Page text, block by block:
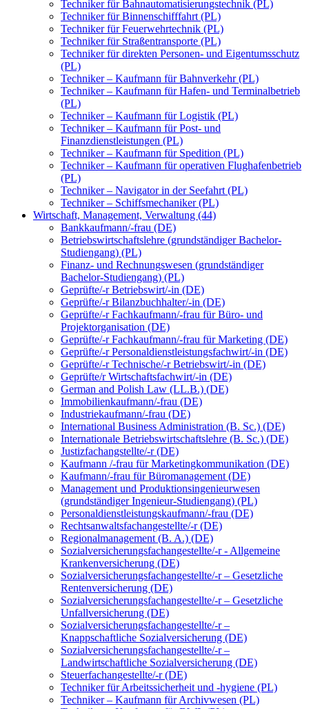
Techniker für Bahnautomatisierungstechnik (PL)
Techniker für Binnenschifffahrt (PL)
Techniker für Feuerwehrtechnik (PL)
Techniker für Straßentransporte (PL)
Techniker für direkten Personen- und Eigentumsschutz
(PL)
Techniker – Kaufmann für Bahnverkehr (PL)
Techniker – Kaufmann für Hafen- und Terminalbetrieb
(PL)
Techniker – Kaufmann für Logistik (PL)
Techniker – Kaufmann für Post- und
Finanzdienstleistungen (PL)
Techniker – Kaufmann für Spedition (PL)
Techniker – Kaufmann für operativen Flughafenbetrieb
(PL)
Techniker – Navigator in der Seefahrt (PL)
Techniker – Schiffsmechaniker (PL)
Wirtschaft, Management, Verwaltung (44)
Bankkaufmann/-frau (DE)
Betriebswirtschaftslehre (grundständiger Bachelor-
Studiengang) (PL)
Finanz- und Rechnungswesen (grundständiger
Bachelor-Studiengang) (PL)
Geprüfte/-r Betriebswirt/-in (DE)
Geprüfte/-r Bilanzbuchhalter/-in (DE)
Geprüfte/-r Fachkaufmann/-frau für Büro- und
Projektorganisation (DE)
Geprüfte/-r Fachkaufmann/-frau für Marketing (DE)
Geprüfte/-r Personaldienstleistungsfachwirt/-in (DE)
Geprüfte/-r Technische/-r Betriebswirt/-in (DE)
Geprüfte/r Wirtschaftsfachwirt/-in (DE)
German and Polish Law (LL.B.) (DE)
Immobilienkaufmann/-frau (DE)
Industriekaufmann/-frau (DE)
International Business Administration (B. Sc.) (DE)
Internationale Betriebswirtschaftslehre (B. Sc.) (DE)
Justizfachangstellte/-r (DE)
Kaufmann /-frau für Marketingkommunikation (DE)
Kaufmann/-frau für Büromanagement (DE)
Management und Produktionsingenieurwesen
(grundständiger Ingenieur-Studiengang) (PL)
Personaldienstleistungskaufmann/-frau (DE)
Rechtsanwaltsfachangestellte/-r (DE)
Regionalmanagement (B. A.) (DE)
Sozialversicherungsfachangestellte/-r - Allgemeine
Krankenversicherung (DE)
Sozialversicherungsfachangestellte/-r – Gesetzliche
Rentenversicherung (DE)
Sozialversicherungsfachangestellte/-r – Gesetzliche
Unfallversicherung (DE)
Sozialversicherungsfachangestellte/-r –
Knappschaftliche Sozialversicherung (DE)
Sozialversicherungsfachangestellte/-r –
Landwirtschaftliche Sozialversicherung (DE)
Steuerfachangestellte/-r (DE)
Techniker für Arbeitssicherheit und -hygiene (PL)
Techniker – Kaufmann für Archivwesen (PL)